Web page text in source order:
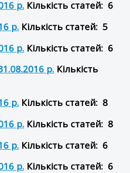
р. Кількість статей: 6
р. Кількість статей: 5
р. Кількість статей: 6
р. Кількість
р. Кількість статей: 8
р. Кількість статей: 8
р. Кількість статей: 6
р. Кількість статей: 6